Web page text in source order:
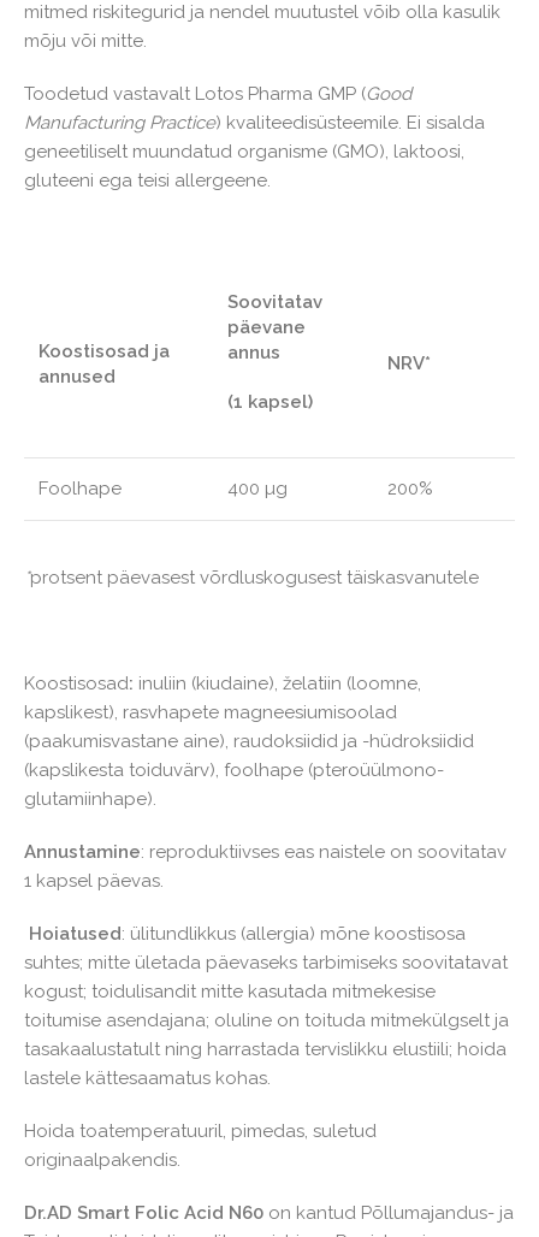
mitmed riskitegurid ja nendel muutustel võib olla kasulik
mõju või mitte.
Toodetud vastavalt Lotos Pharma GMP (Good
Manufacturing Practice) kvaliteedisüsteemile. Ei sisalda
geneetiliselt muundatud organisme (GMO), laktoosi,
gluteeni ega teisi allergeene.
Koostisosad ja
annused
Soovitatav
päevane
annus
(1 kapsel)
NRV*
Foolhape 400 µg 200%
*protsent päevasest võrdluskogusest täiskasvanutele
Koostisosad: inuliin (kiudaine), želatiin (loomne,
kapslikest), rasvhapete magneesiumisoolad
(paakumisvastane aine), raudoksiidid ja -hüdroksiidid
(kapslikesta toiduvärv), foolhape (pteroüülmono-
glutamiinhape).
Annustamine: reproduktiivses eas naistele on soovitatav
1 kapsel päevas.
Hoiatused: ülitundlikkus (allergia) mõne koostisosa
suhtes; mitte ületada päevaseks tarbimiseks soovitatavat
kogust; toidulisandit mitte kasutada mitmekesise
toitumise asendajana; oluline on toituda mitmekülgselt ja
tasakaalustatult ning harrastada tervislikku elustiili; hoida
lastele kättesaamatus kohas.
Hoida toatemperatuuril, pimedas, suletud
originaalpakendis.
Dr.AD Smart Folic Acid N60 on kantud Põllumajandus- ja